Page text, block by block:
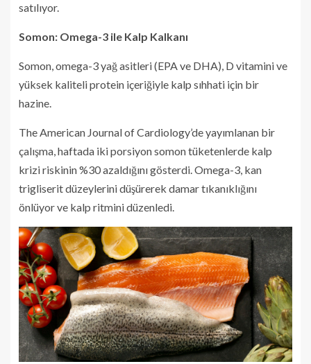
satılıyor.
Somon: Omega-3 ile Kalp Kalkanı
Somon, omega-3 yağ asitleri (EPA ve DHA), D vitamini ve
yüksek kaliteli protein içeriğiyle kalp sıhhati için bir
hazine.
The American Journal of Cardiology’de yayımlanan bir
çalışma, haftada iki porsiyon somon tüketenlerde kalp
krizi riskinin %30 azaldığını gösterdi. Omega-3, kan
trigliserit düzeylerini düşürerek damar tıkanıklığını
önlüyor ve kalp ritmini düzenledi.